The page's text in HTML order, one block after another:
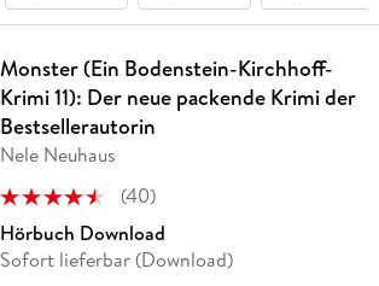
Monster (Ein Bodenstein-Kirchhoff-
Krimi 11): Der neue packende Krimi der
Bestsellerautorin
Nele Neuhaus
(40)
Hörbuch Download
Sofort lieferbar (Download)